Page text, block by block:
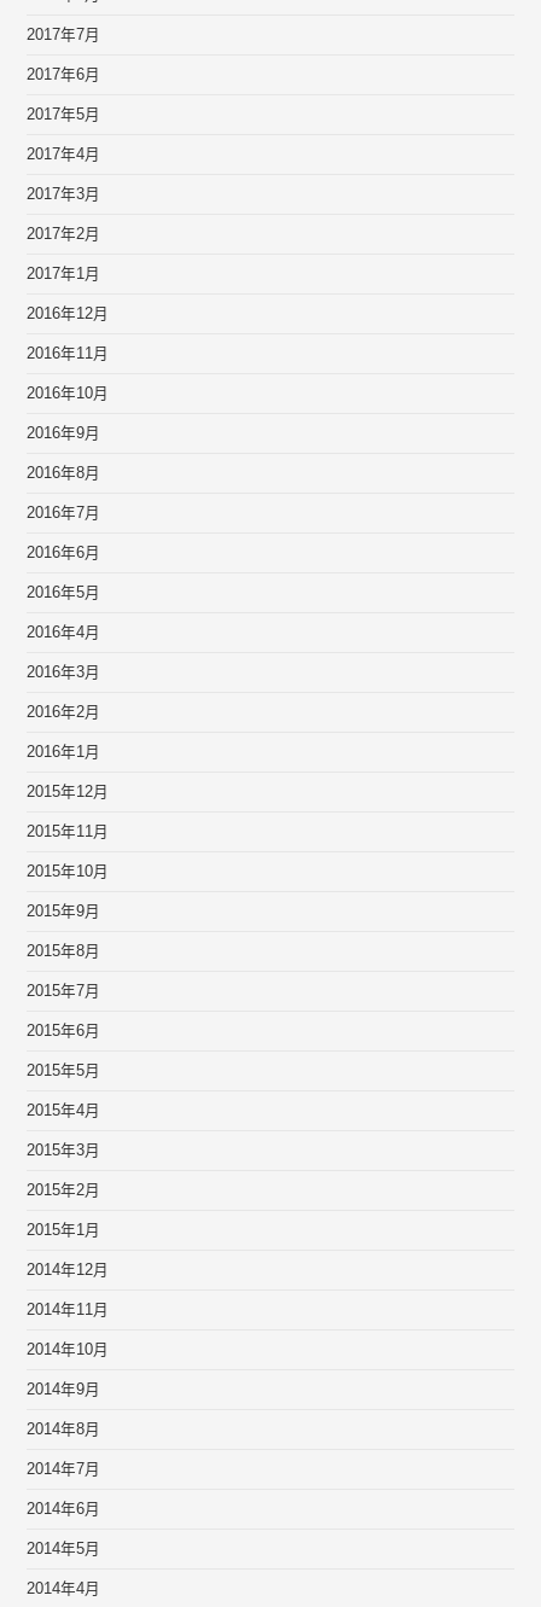
2017年7月
2017年6月
2017年5月
2017年4月
2017年3月
2017年2月
2017年1月
2016年12月
2016年11月
2016年10月
2016年9月
2016年8月
2016年7月
2016年6月
2016年5月
2016年4月
2016年3月
2016年2月
2016年1月
2015年12月
2015年11月
2015年10月
2015年9月
2015年8月
2015年7月
2015年6月
2015年5月
2015年4月
2015年3月
2015年2月
2015年1月
2014年12月
2014年11月
2014年10月
2014年9月
2014年8月
2014年7月
2014年6月
2014年5月
2014年4月